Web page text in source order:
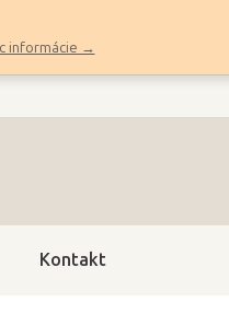
informácie →
Kontakt